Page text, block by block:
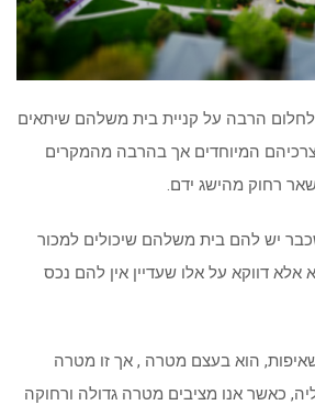
הרבה על קניית בית משלהם שיתאים
המיוחדים אך בהרבה מהמקרים
רחוק מהישג ידם.
יש להם בית משלהם שיכולים למכור
דווקא על אלו שעדיין אין להם נכס
הוא בעצם מטרה , אך זו מטרה
כאשר אנו מציבים מטרה גדולה ורחוקה